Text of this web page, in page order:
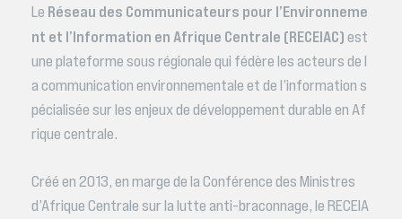
Le Réseau des Communicateurs pour l’Environneme
nt et l’Information en Afrique Centrale (RECEIAC) est
une plateforme sous régionale qui fédère les acteurs de l
a communication environnementale et de l’information s
pécialisée sur les enjeux de développement durable en Af
rique centrale.
Créé en 2013, en marge de la Conférence des Ministres
d’Afrique Centrale sur la lutte anti-braconnage, le RECEIA